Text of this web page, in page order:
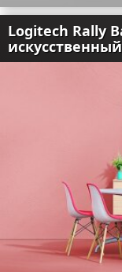
Logitech Rally